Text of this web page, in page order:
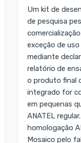
Um kit de
de pesquisa
exceção de
mediante
relatório de
o produto final
integrado for
em pequenas
ANATEL
homologação
Mosaico pelo